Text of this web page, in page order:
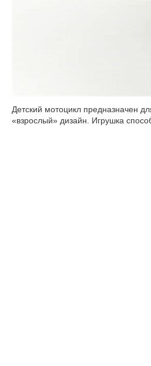
Детский мотоцикл предназначен
«взрослый» дизайн. Игрушка